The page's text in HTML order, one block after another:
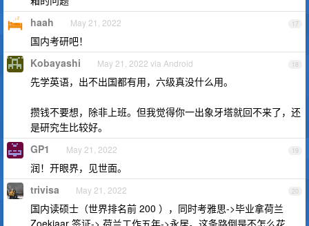
17
haah May 21, 2022
国内考研吧！
18
Kobayashi May 21, 2022 via Android
先学英语，出不出国都有用，六级真没什么用。
攒钱不要想，除非上班。但我觉得你一出象牙塔就回不来了，还
是研究生比较好。
19
GP1 May 21, 2022
润！开眼界，见世面。
20
trivisa May 21, 2022
国内读硕士（世界排名前 200 ），同时考雅思->毕业拿荷兰
Zoekjaar 签证-> 荷兰工作五年->永居。这条路倒是不怎么花